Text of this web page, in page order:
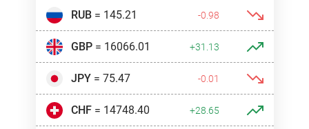
RUB= 145.21 -0.98
GBP= 16066.01 +31.13
JPY= 75.47 -0.01
CHF= 14748.40 +28.65